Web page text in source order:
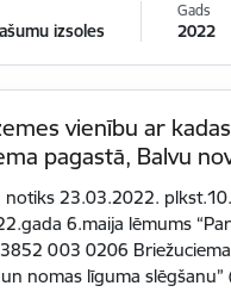
izsoles
Gads
2022
vienību ar
pagastā, Balvu
notiks 23.03.2022.
6.maija lēmums
003 0206
nomas līguma slēgšanu”